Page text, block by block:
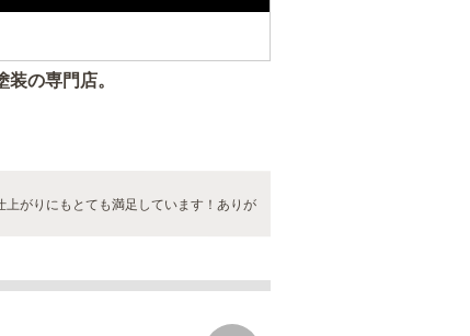
の専門店。
がりにもとても満足しています！ありが